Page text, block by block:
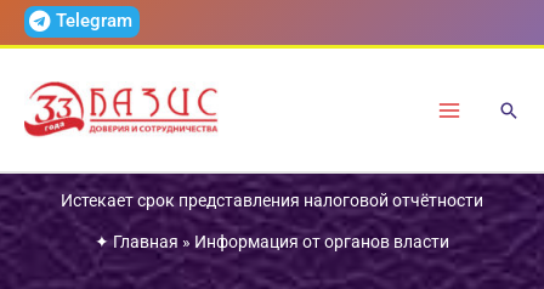
ПерейтиTelegram
Истекает срок представления налоговой отчётности
✦ Главная » Информация от органов власти